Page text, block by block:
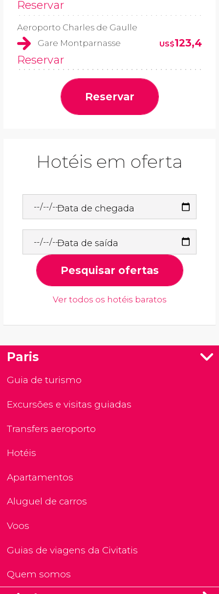
Reservar
Aeroporto Charles de Gaulle
Gare Montparnasse
US$123,4
Reservar
Reservar
Hotéis em oferta
Data de chegada
Data de saída
Pesquisar ofertas
Ver todos os hotéis baratos
Paris
Guia de turismo
Excursões e visitas guiadas
Transfers aeroporto
Hotéis
Apartamentos
Aluguel de carros
Voos
Guias de viagens da Civitatis
Quem somos